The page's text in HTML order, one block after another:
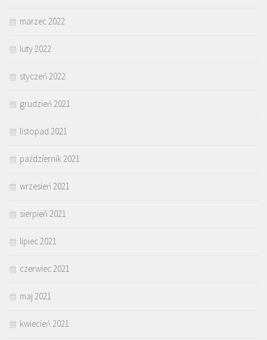
marzec 2022
luty 2022
styczeń 2022
grudzień 2021
listopad 2021
październik 2021
wrzesień 2021
sierpień 2021
lipiec 2021
czerwiec 2021
maj 2021
kwiecień 2021